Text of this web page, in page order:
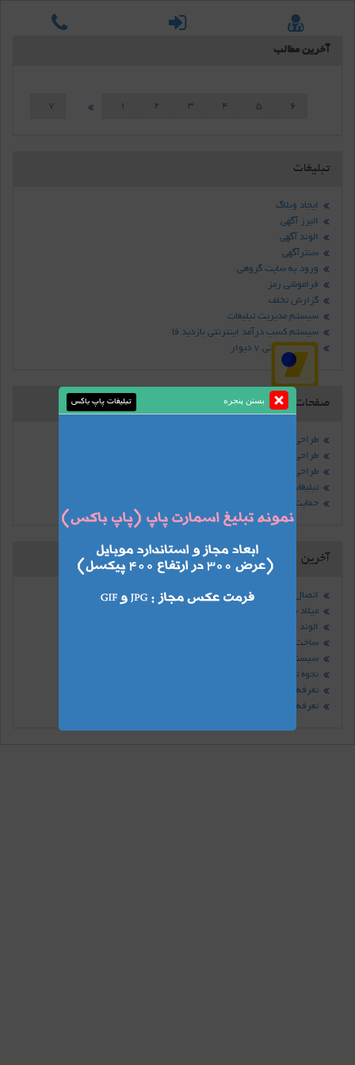
آخرین مطالب
1 2 3 4 5 6
7
تبلیغات
ایجاد وبلاگ
البرز آگهی
الوند آگهی
سنترآگهی
ورود به سایت گروهی
فراموشی رمز
گزارش تخلف
سیستم مدیریت تبلیغات
سیستم کسب درآمد اینترنتی بازدید فا
سامانه تبلیغاتی 7 دیوار
صفحات جداگانه
طراحی سیستم وبلاگ دهی
طراحی سیستم سایت ساز
طراحی سایت مشابه الوند بلاگ
تبلیغات در الوند بلاگ
حمایت از ما
آخرین اخبار
اتصال دامین به وبلاگ الوند بلاگ
میلاد نور دل زهرا امام زمان علیهما السلام
الوند بلاگ
ساخت وبلاگ شارژی در سایت الوند بلاگ
سیسنم وبلاگدهی الوند بلاگ افتتاح شد
نحوه تبلیغات در سایت الوند بلاگ
تعرفه نمایش آگهی درالوند بلاگ
تعرفه درج آگهی در وبلاگها الوند بلاگ
بستن پنجره تبلیغات پاپ باکس